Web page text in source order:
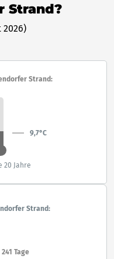
Strand?
2026)
Strand:
9,7°C
20 Jahre
Strand:
241 Tage